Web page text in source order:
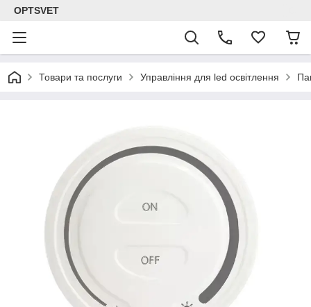
OPTSVET
Товари та послуги Управління для led освітлення